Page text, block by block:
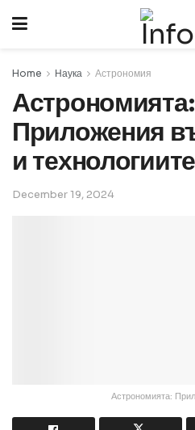
Home Наука Астрономия
Астрономията:
Приложения
и технологиите
December 19, 2024
Астрономията: